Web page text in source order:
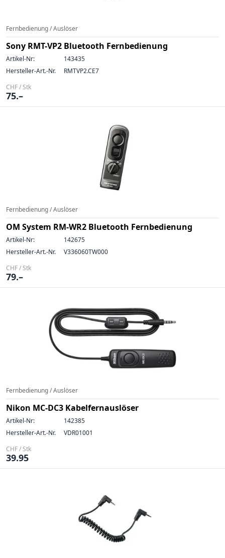
Fernbedienung / Auslöser
Sony RMT-VP2 Bluetooth Fernbedienung
Artikel-Nr:
143435
Hersteller-Art.-Nr.
RMTVP2.CE7
CHF / Stk
75.–
Fernbedienung / Auslöser
OM System RM-WR2 Bluetooth Fernbedienung
Artikel-Nr:
142675
Hersteller-Art.-Nr.
V336060TW000
CHF / Stk
79.–
Fernbedienung / Auslöser
Nikon MC-DC3 Kabelfernauslöser
Artikel-Nr:
142385
Hersteller-Art.-Nr.
VDR01001
CHF / Stk
39.95